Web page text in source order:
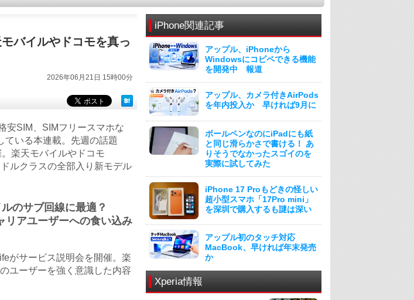
バイルやドコモを真っ
2026年06月21日 15時00分
安SIM、SIMフリースマホな
ている本連載。先週の話題
楽天モバイルやドコモ
ルクラスの全部入り新モデル
のサブ回線に最適？
リアユーザーへの食い込み
がサービス説明会を開催。楽
ユーザーを強く意識した内容
iPhone関連記事
アップル、iPhoneから
Windowsにコピペできる機能
を開発中 報道
アップル、カメラ付きAirPods
を年内投入か 早ければ9月に
ボールペンなのにiPadにも紙
と同じ滑らかさで書ける！ あ
りそうでなかったスゴイのを
実際に試してみた
iPhone 17 Proもどきの怪しい
超小型スマホ「17Pro mini」
を深圳で購入するも謎は深い
アップル初のタッチ対応
MacBook、早ければ年末発売
か
Xperia情報